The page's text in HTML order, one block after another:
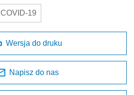
COVID-19
Wersja do druku
Napisz do nas